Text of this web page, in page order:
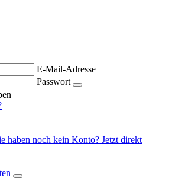
E-Mail-Adresse
Passwort
haben noch kein Konto? Jetzt direkt